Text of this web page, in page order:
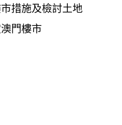
措施及檢討土地
門樓市